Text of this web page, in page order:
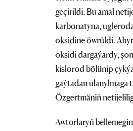
geçirildi. Bu amal
karbonatyna,
oksidine öwrüldi.
oksidi dargaýardy,
kislorod bölünip
gaýtadan ulanylmaga
Özgertmäniň
Awtorlaryň